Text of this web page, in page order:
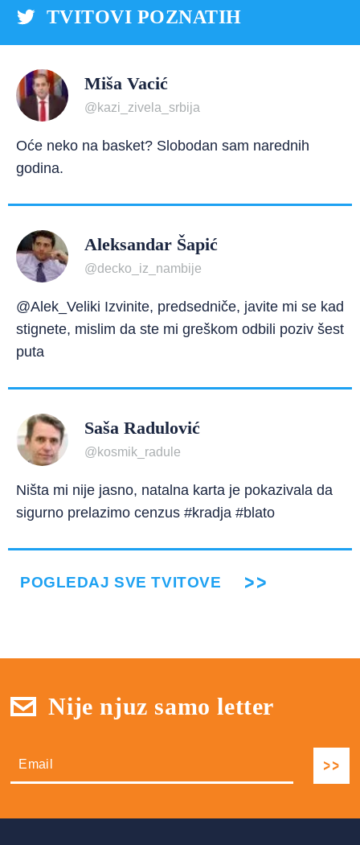
TVITOVI POZNATIH
Miša Vacić
@kazi_zivela_srbija
Oće neko na basket? Slobodan sam narednih
godina.
Aleksandar Šapić
@decko_iz_nambije
@Alek_Veliki Izvinite, predsedniče, javite mi se kad
stignete, mislim da ste mi greškom odbili poziv šest
puta
Saša Radulović
@kosmik_radule
Ništa mi nije jasno, natalna karta je pokazivala da
sigurno prelazimo cenzus #kradja #blato
POGLEDAJ SVE TVITOVE
Nije njuz samo letter